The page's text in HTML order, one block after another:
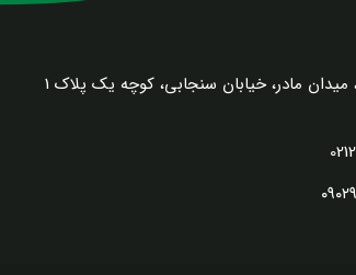
میرداماد، میدان مادر، خیابان سنجابی، کوچه یک پلاک 1